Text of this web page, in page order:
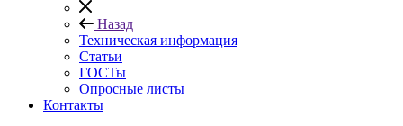
Назад
Техническая информация
Статьи
ГОСТы
Опросные листы
Контакты